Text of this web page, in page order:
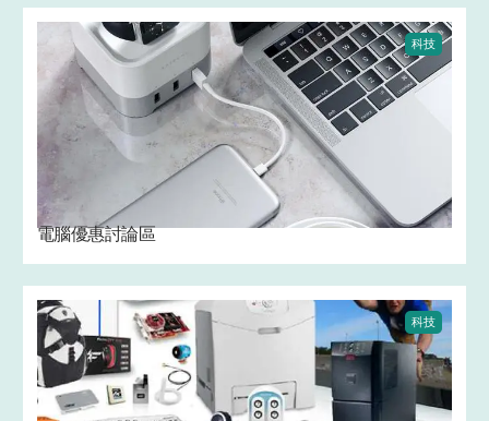
科技
電腦優惠討論區
科技